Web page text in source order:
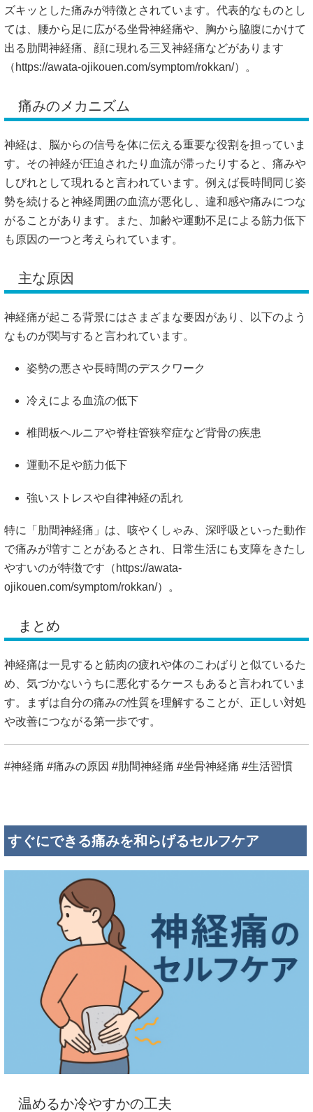
ズキッとした痛みが特徴とされています。代表的なものとし
ては、腰から足に広がる坐骨神経痛や、胸から脇腹にかけて
出る肋間神経痛、顔に現れる三叉神経痛などがあります
（ https://awata-ojikouen.com/symptom/rokkan/）。
痛みのメカニズム
神経は、脳からの信号を体に伝える重要な役割を担っていま
す。その神経が圧迫されたり血流が滞ったりすると、痛みや
しびれとして現れると言われています。例えば長時間同じ姿
勢を続けると神経周囲の血流が悪化し、違和感や痛みにつな
がることがあります。また、加齢や運動不足による筋力低下
も原因の一つと考えられています。
主な原因
神経痛が起こる背景にはさまざまな要因があり、以下のよう
なものが関与すると言われています。
姿勢の悪さや長時間のデスクワーク
冷えによる血流の低下
椎間板ヘルニアや脊柱管狭窄症など背骨の疾患
運動不足や筋力低下
強いストレスや自律神経の乱れ
特に「肋間神経痛」は、咳やくしゃみ、深呼吸といった動作
で痛みが増すことがあるとされ、日常生活にも支障をきたし
やすいのが特徴です（ https://awata-
ojikouen.com/symptom/rokkan/）。
まとめ
神経痛は一見すると筋肉の疲れや体のこわばりと似ているた
め、気づかないうちに悪化するケースもあると言われていま
す。まずは自分の痛みの性質を理解することが、正しい対処
や改善につながる第一歩です。
#神経痛 #痛みの原因 #肋間神経痛 #坐骨神経痛 #生活習慣
すぐにできる痛みを和らげるセルフケア
温めるか冷やすかの工夫